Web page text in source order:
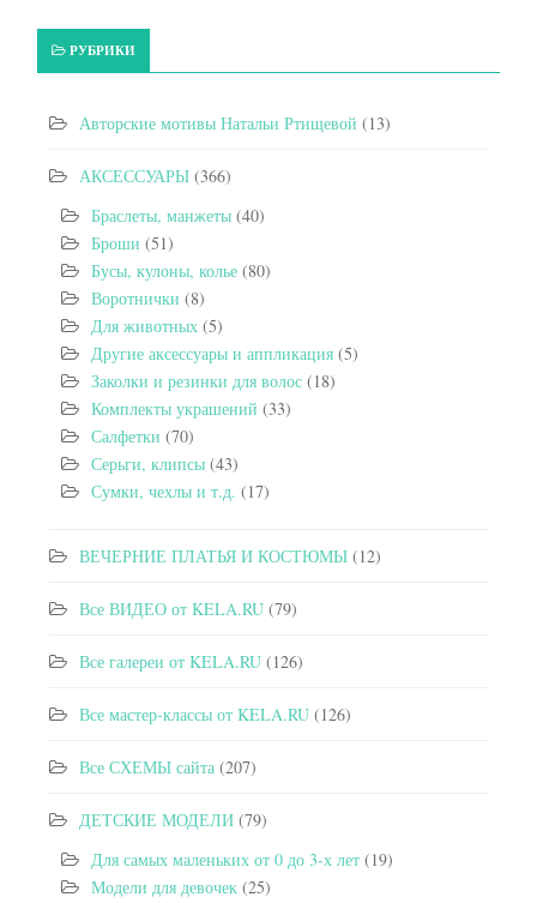
РУБРИКИ
Авторские мотивы Натальи Ртищевой (13)
АКСЕССУАРЫ (366)
Браслеты, манжеты (40)
Броши (51)
Бусы, кулоны, колье (80)
Воротнички (8)
Для животных (5)
Другие аксессуары и аппликация (5)
Заколки и резинки для волос (18)
Комплекты украшений (33)
Салфетки (70)
Серьги, клипсы (43)
Сумки, чехлы и т.д. (17)
ВЕЧЕРНИЕ ПЛАТЬЯ И КОСТЮМЫ (12)
Все ВИДЕО от KELA.RU (79)
Все галереи от KELA.RU (126)
Все мастер-классы от KELA.RU (126)
Все СХЕМЫ сайта (207)
ДЕТСКИЕ МОДЕЛИ (79)
Для самых маленьких от 0 до 3-х лет (19)
Модели для девочек (25)